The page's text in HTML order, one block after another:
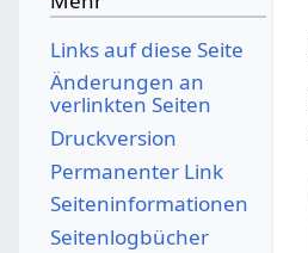
Links auf diese Seite
Änderungen an
verlinkten Seiten
Druckversion
Permanenter Link
Seiten­­informationen
Seitenlogbücher